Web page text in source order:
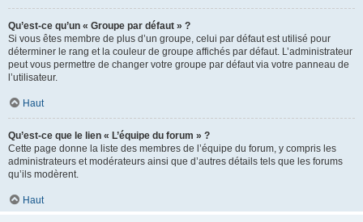
Qu’est-ce qu’un « Groupe par défaut » ?
Si vous êtes membre de plus d’un groupe, celui par défaut est utilisé pour
déterminer le rang et la couleur de groupe affichés par défaut. L’administrateur
peut vous permettre de changer votre groupe par défaut via votre panneau de
l’utilisateur.
Haut
Qu’est-ce que le lien « L’équipe du forum » ?
Cette page donne la liste des membres de l’équipe du forum, y compris les
administrateurs et modérateurs ainsi que d’autres détails tels que les forums
qu’ils modèrent.
Haut